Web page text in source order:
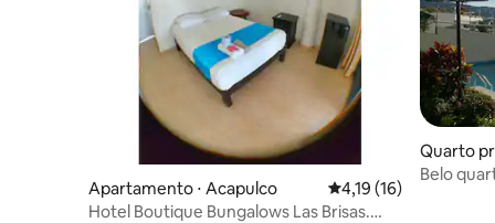
Apartamento ⋅ Acapulco 4,19 de uma avaliação
4,19 (16)
Hotel Boutique Bungalows Las Brisas.
Quarto
de Juárez
Belo